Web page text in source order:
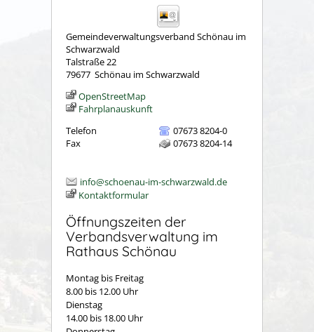
Gemeindeverwaltungsverband Schönau im
Schwarzwald
Talstraße 22
79677 Schönau im Schwarzwald
OpenStreetMap
Fahrplanauskunft
Telefon
07673 8204-0
Fax
07673 8204-14
info@schoenau-im-schwarzwald.de
Kontaktformular
Öffnungszeiten der
Verbandsverwaltung im
Rathaus Schönau
Montag bis Freitag
8.00 bis 12.00 Uhr
Dienstag
14.00 bis 18.00 Uhr